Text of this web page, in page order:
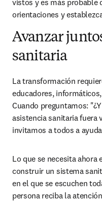
vistos y es más probable
orientaciones y
Avanzar
sanitaria
La transformación
educadores,
Cuando preguntamos:
asistencia sanitaria fuera
invitamos a todos a
Lo que se necesita
construir un sistema
en el que se escuchen
persona reciba la